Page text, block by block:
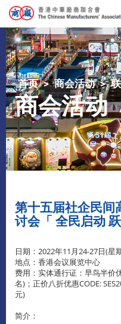
首页 商会活动
商会活动
第十五届社企民间
讨会「 全民启动
日期：2022年11月24-27日(星
地点：香港会议展览中心
费用：实体通行证：早鸟半价
名)；正价八折优惠CODE:
元)
简介：